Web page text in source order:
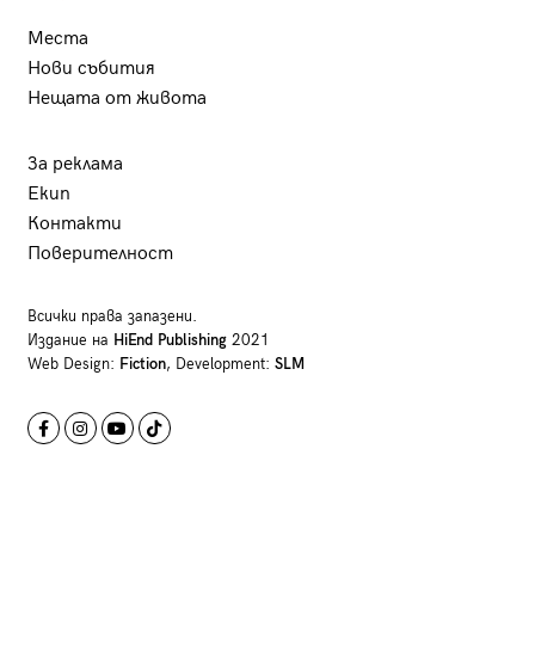
Места
Нови събития
Нещата от живота
За реклама
Екип
Контакти
Поверителност
Всички права запазени.
Издание на HiEnd Publishing2021
Web Design: Fiction, Development: SLM